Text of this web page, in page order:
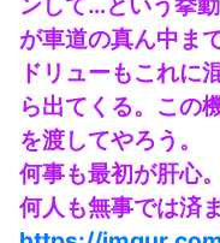
が車道の真ん中ま
ドリューもこれに
ら出てくる。この
を渡してやろう。
何事も最初が肝心
何人も無事では済